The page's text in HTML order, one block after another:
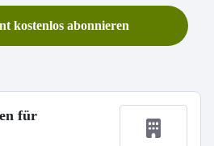
kostenlos abonnieren
für